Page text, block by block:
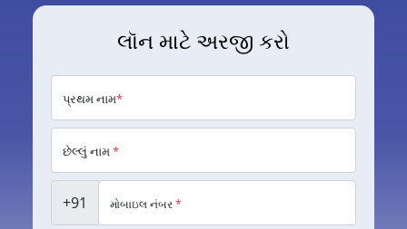
લૉન માટે અરજી કરો
પ્રથમ નામ*
છેલ્લું નામ*
+91 મોબાઇલ નંબર*